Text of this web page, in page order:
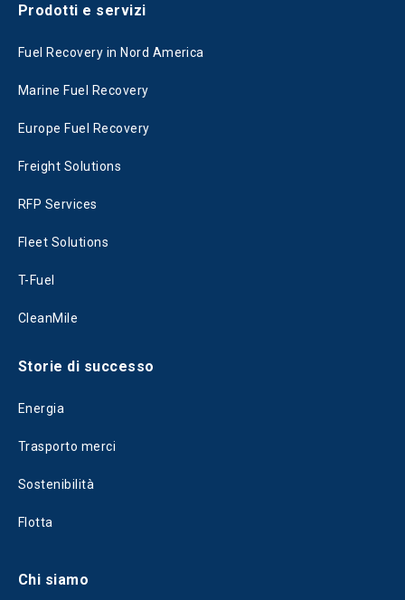
Prodotti e servizi
Fuel Recovery in Nord America
Marine Fuel Recovery
Europe Fuel Recovery
Freight Solutions
RFP Services
Fleet Solutions
T-Fuel
CleanMile
Storie di successo
Energia
Trasporto merci
Sostenibilità
Flotta
Chi siamo